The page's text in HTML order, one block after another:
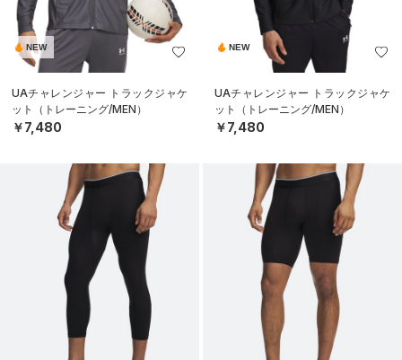
NEW
UAチャレンジャー トラックジャケ
ット（トレーニング/MEN）
￥7,480
NEW
UAチャレンジャー トラックジャケ
ット（トレーニング/MEN）
￥7,480